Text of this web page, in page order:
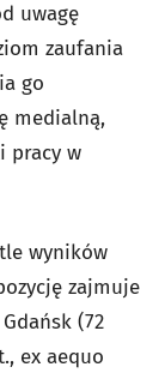
uwagę
zaufania
go
medialną,
pracy w
wyników
zajmuje
(72
ex aequo